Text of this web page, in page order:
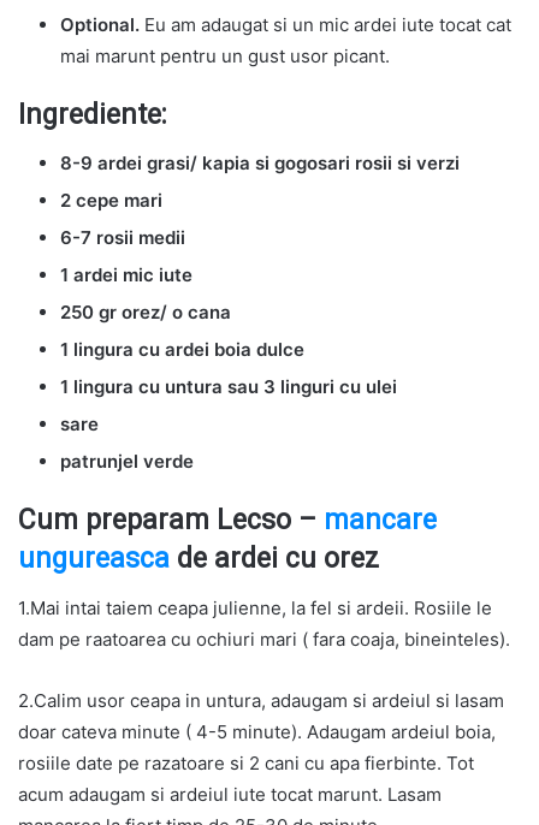
Optional. Eu am adaugat si un mic ardei iute tocat cat
mai marunt pentru un gust usor picant.
Ingrediente:
8-9 ardei grasi/ kapia si gogosari rosii si verzi
2 cepe mari
6-7 rosii medii
1 ardei mic iute
250 gr orez/ o cana
1 lingura cu ardei boia dulce
1 lingura cu untura sau 3 linguri cu ulei
sare
patrunjel verde
Cum preparam Lecso – mancare
ungureasca de ardei cu orez
1.Mai intai taiem ceapa julienne, la fel si ardeii. Rosiile le
dam pe raatoarea cu ochiuri mari ( fara coaja, bineinteles).
2.Calim usor ceapa in untura, adaugam si ardeiul si lasam
doar cateva minute ( 4-5 minute). Adaugam ardeiul boia,
rosiile date pe razatoare si 2 cani cu apa fierbinte. Tot
acum adaugam si ardeiul iute tocat marunt. Lasam